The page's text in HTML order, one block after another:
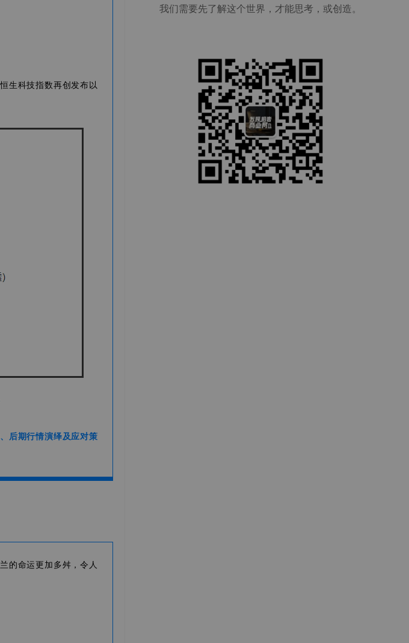
生科技指数再创发布以
后期行情演绎及应对策
的命运更加多舛，令人
我们需要先了解这个世界，才能思考，或创造。